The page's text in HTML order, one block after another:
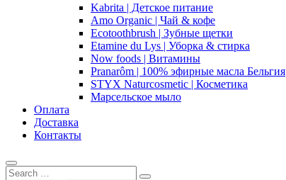
Kabrita | Детское питание
Amo Organic | Чай & кофе
Ecotoothbrush | Зубные щетки
Etamine du Lys | Уборка & стирка
Now foods | Витамины
Pranarôm | 100% эфирные масла Бельгия
STYX Naturcosmetic | Косметика
Марсельское мыло
Оплата
Доставка
Контакты